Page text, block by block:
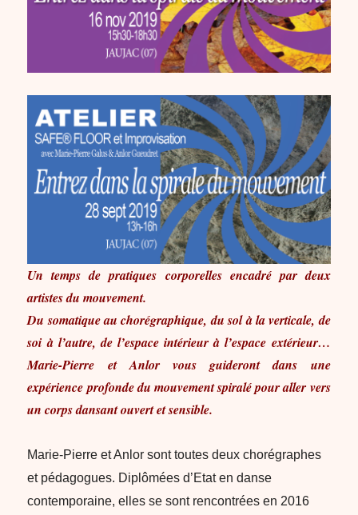
Un temps de pratiques corporelles encadré par deux
artistes du mouvement.
Du somatique au chorégraphique, du sol à la verticale, de
soi à l’autre, de l’espace intérieur à l’espace extérieur…
Marie-Pierre et Anlor vous guideront dans une
expérience profonde du mouvement spiralé pour aller vers
un corps dansant ouvert et sensible.
Marie-Pierre et Anlor sont toutes deux chorégraphes
et pédagogues. Diplômées d’Etat en danse
contemporaine, elles se sont rencontrées en 2016